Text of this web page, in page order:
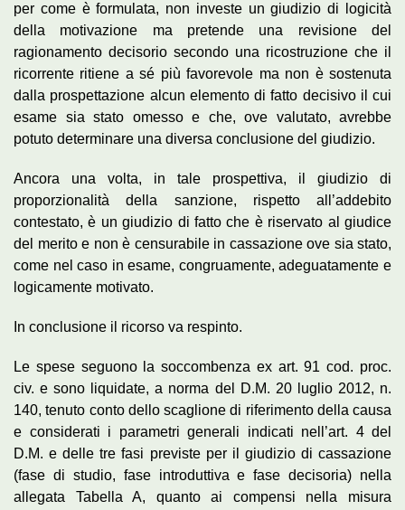
per come è formulata, non investe un giudizio di logicità
della motivazione ma pretende una revisione del
ragionamento decisorio secondo una ricostruzione che il
ricorrente ritiene a sé più favorevole ma non è sostenuta
dalla prospettazione alcun elemento di fatto decisivo il cui
esame sia stato omesso e che, ove valutato, avrebbe
potuto determinare una diversa conclusione del giudizio.
Ancora una volta, in tale prospettiva, il giudizio di
proporzionalità della sanzione, rispetto all’addebito
contestato, è un giudizio di fatto che è riservato al giudice
del merito e non è censurabile in cassazione ove sia stato,
come nel caso in esame, congruamente, adeguatamente e
logicamente motivato.
In conclusione il ricorso va respinto.
Le spese seguono la soccombenza ex art. 91 cod. proc.
civ. e sono liquidate, a norma del D.M. 20 luglio 2012, n.
140, tenuto conto dello scaglione di riferimento della causa
e considerati i parametri generali indicati nell’art. 4 del
D.M. e delle tre fasi previste per il giudizio di cassazione
(fase di studio, fase introduttiva e fase decisoria) nella
allegata Tabella A, quanto ai compensi nella misura